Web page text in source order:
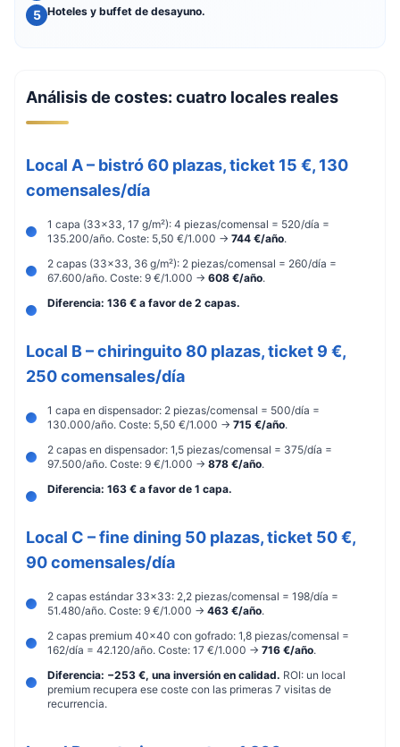
Hoteles y buffet de desayuno.
Análisis de costes: cuatro locales reales
Local A – bistró 60 plazas, ticket 15 €, 130
comensales/día
1 capa (33×33, 17 g/m²): 4 piezas/comensal = 520/día =
135.200/año. Coste: 5,50 €/1.000 → 744 €/año.
2 capas (33×33, 36 g/m²): 2 piezas/comensal = 260/día =
67.600/año. Coste: 9 €/1.000 → 608 €/año.
Diferencia: 136 € a favor de 2 capas.
Local B – chiringuito 80 plazas, ticket 9 €,
250 comensales/día
1 capa en dispensador: 2 piezas/comensal = 500/día =
130.000/año. Coste: 5,50 €/1.000 → 715 €/año.
2 capas en dispensador: 1,5 piezas/comensal = 375/día =
97.500/año. Coste: 9 €/1.000 → 878 €/año.
Diferencia: 163 € a favor de 1 capa.
Local C – fine dining 50 plazas, ticket 50 €,
90 comensales/día
2 capas estándar 33×33: 2,2 piezas/comensal = 198/día =
51.480/año. Coste: 9 €/1.000 → 463 €/año.
2 capas premium 40×40 con gofrado: 1,8 piezas/comensal =
162/día = 42.120/año. Coste: 17 €/1.000 → 716 €/año.
Diferencia: −253 €, una inversión en calidad. ROI: un local
premium recupera ese coste con las primeras 7 visitas de
recurrencia.